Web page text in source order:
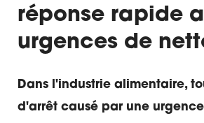
réponse rapide
urgences de
Dans l'industrie alimentaire,
d'arrêt causé par une